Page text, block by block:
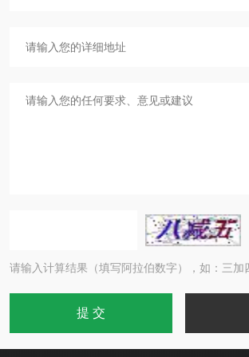
请输入计算结果（填写阿拉伯数字），如：三加